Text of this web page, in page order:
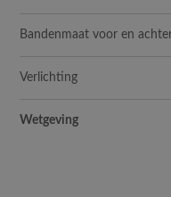
Bandenmaat voor en
Verlichting
Wetgeving